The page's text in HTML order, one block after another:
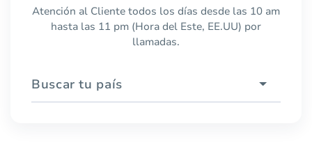
Atención al Cliente todos los días desde las 10 am
hasta las 11 pm (Hora del Este, EE.UU) por
llamadas.
Buscar tu país